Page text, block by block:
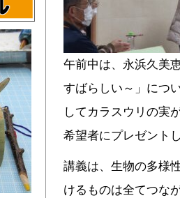
午前中は、永浜久美
すばらしい～」につ
してカラスウリの実
希望者にプレゼント
講義は、生物の多様
けるものは全てつな